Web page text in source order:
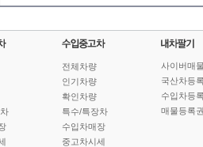
전체차량
인기차량
확인차량
특수/특장차
수입차매장
중고차시세
사이버매
국산차등록
수입차등록
매물등록